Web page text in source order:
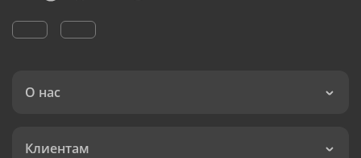
О нас
Клиентам